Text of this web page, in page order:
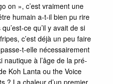
on », c’est vraiment une
humain a-t-il bien pu rire
ce qu’il y avait de si
c’est déjà un peu faire
t-elle nécessairement
nautique à l’âge de la pré-
Koh Lanta ou the Voice
? La chaleur d’un premier